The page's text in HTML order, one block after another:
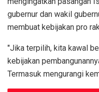
gubernur dan wakil
membuat kebijakan pro
"Jika terpilih, kita kawal
kebijakan
Termasuk mengurangi